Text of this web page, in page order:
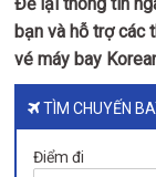
bạn và hỗ trợ các
vé máy bay
TÌM CHUYẾN
Điểm đi